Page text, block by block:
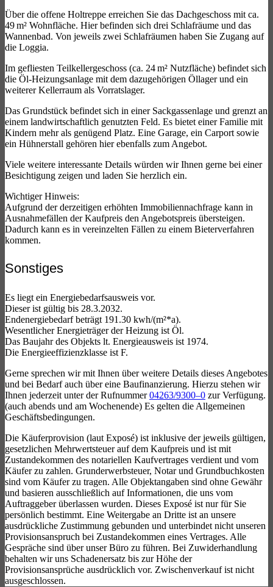
Über die offene Holtreppe erreichen Sie das Dachgeschoss mit ca.
49 m² Wohnfläche. Hier befinden sich drei Schlafräume und das
Wannenbad. Von jeweils zwei Schlafräumen haben Sie Zugang auf
die Loggia.
Im gefliesten Teilkellergeschoss (ca. 24 m² Nutzfläche) befindet sich
die Öl-Heizungsanlage mit dem dazugehörigen Öllager und ein
weiterer Kellerraum als Vorratslager.
Das Grundstück befindet sich in einer Sackgassenlage und grenzt an
einem landwirtschaftlich genutzten Feld. Es bietet einer Familie mit
Kindern mehr als genügend Platz. Eine Garage, ein Carport sowie
ein Hühnerstall gehören hier ebenfalls zum Angebot.
Viele weitere interessante Details würden wir Ihnen gerne bei einer
Besichtigung zeigen und laden Sie herzlich ein.
Wichtiger Hinweis:
Aufgrund der derzeitigen erhöhten Immobiliennachfrage kann in
Ausnahmefällen der Kaufpreis den Angebotspreis übersteigen.
Dadurch kann es in vereinzelten Fällen zu einem Bieterverfahren
kommen.
Sonstiges
Es liegt ein Energiebedarfsausweis vor.
Dieser ist gültig bis 28.3.2032.
Endenergiebedarf beträgt 191.30 kwh/(m²*a).
Wesentlicher Energieträger der Heizung ist Öl.
Das Baujahr des Objekts lt. Energieausweis ist 1974.
Die Energieeffizienzklasse ist F.
Gerne sprechen wir mit Ihnen über weitere Details dieses Angebotes
und bei Bedarf auch über eine Baufinanzierung. Hierzu stehen wir
Ihnen jederzeit unter der Rufnummer04263/9300–0 zur Verfügung.
(auch abends und am Wochenende) Es gelten die Allgemeinen
Geschäftsbedingungen.
Die Käuferprovision (laut Exposé) ist inklusive der jeweils gültigen,
gesetzlichen Mehrwertsteuer auf dem Kaufpreis und ist mit
Zustandekommen des notariellen Kaufvertrages verdient und vom
Käufer zu zahlen. Grunderwerbsteuer, Notar und Grundbuchkosten
sind vom Käufer zu tragen. Alle Objektangaben sind ohne Gewähr
und basieren ausschließlich auf Informationen, die uns vom
Auftraggeber überlassen wurden. Dieses Exposé ist nur für Sie
persönlich bestimmt. Eine Weitergabe an Dritte ist an unsere
ausdrückliche Zustimmung gebunden und unterbindet nicht unseren
Provisionsanspruch bei Zustandekommen eines Vertrages. Alle
Gespräche sind über unser Büro zu führen. Bei Zuwiderhandlung
behalten wir uns Schadenersatz bis zur Höhe der
Provisionsansprüche ausdrücklich vor. Zwischenverkauf ist nicht
ausgeschlossen.